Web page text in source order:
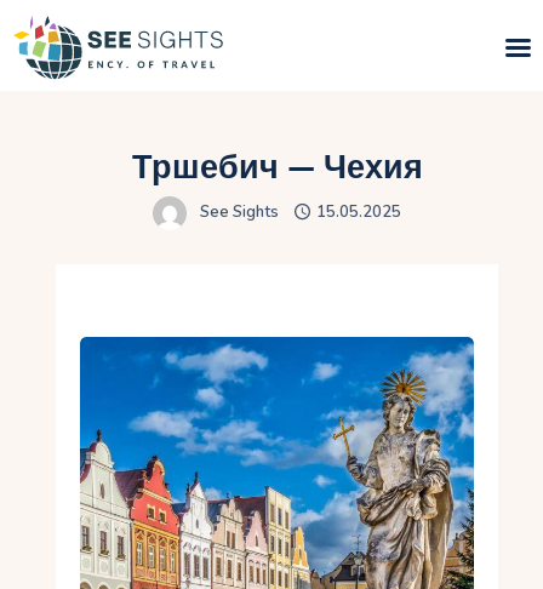
Горящие туры
Блог
Контакты
Укр
Тршебич — Чехия
See Sights 15.05.2025